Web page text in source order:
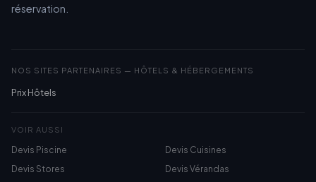
réservation.
NOS SITES PARTENAIRES — HÔTELS & HÉBERGEMENTS
Prix Hôtels
VOIR AUSSI
Devis Piscine
Devis Cuisines
Devis Stores
Devis Vérandas